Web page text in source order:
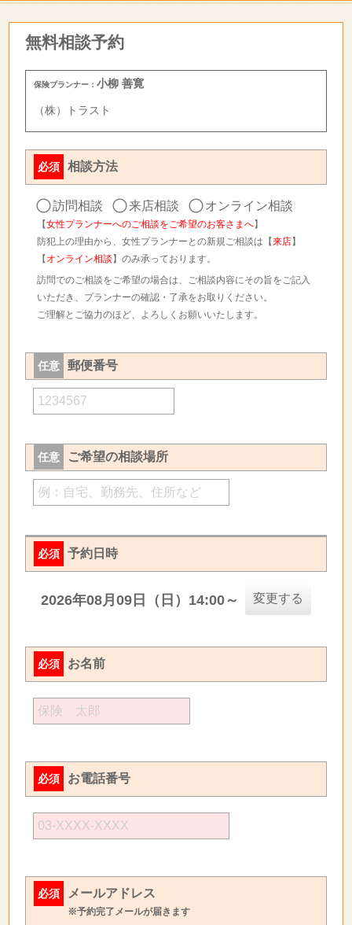
無料相談予約
保険プランナー：小柳 善寛
（株）トラスト
必須 相談方法
訪問相談 来店相談 オンライン相談
【女性プランナーへのご相談をご希望のお客さまへ】
防犯上の理由から、女性プランナーとの新規ご相談は【来店】
【 オンライン相談 】のみ承っております。
訪問でのご相談をご希望の場合は、ご相談内容にその旨をご記入
いただき、プランナーの確認・了承をお取りください。
ご理解とご協力のほど、よろしくお願いいたします。
任意 郵便番号
任意 ご希望の相談場所
必須 予約日時
2026年08月09日（日）14:00～ 変更する
必須 お名前
必須 お電話番号
必須 メールアドレス
※予約完了メールが届きます